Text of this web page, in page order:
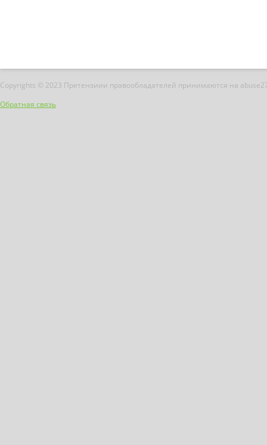
Copyrights © 2023 Претензиии правообладателей принимаются на
Обратная связь